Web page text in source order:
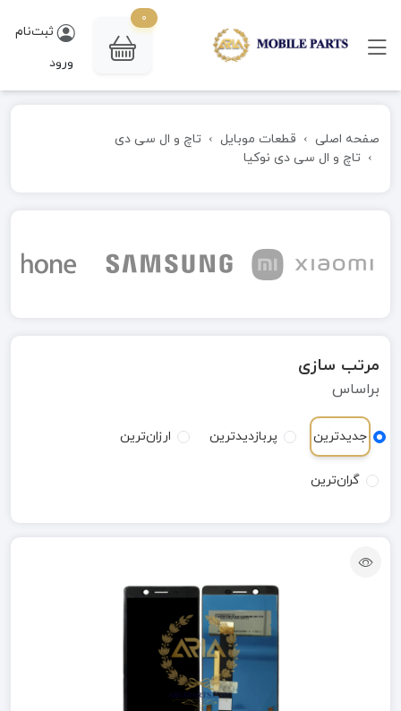
0
ثبت‌نام
ورود
صفحه اصلی قطعات موبایل
تاچ و ال سی دی
تاچ و ال سی دی نوکیا
مرتب سازی
براساس
جدیدترین پربازدیدترین ارزان‌ترین
گران‌ترین